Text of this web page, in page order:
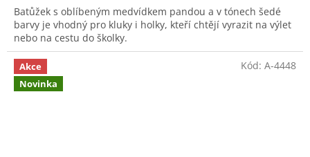
Batůžek s oblíbeným medvídkem pandou a v tónech šedé
barvy je vhodný pro kluky i holky, kteří chtějí vyrazit na výlet
nebo na cestu do školky.
Akce
Novinka
Kód: A-4448